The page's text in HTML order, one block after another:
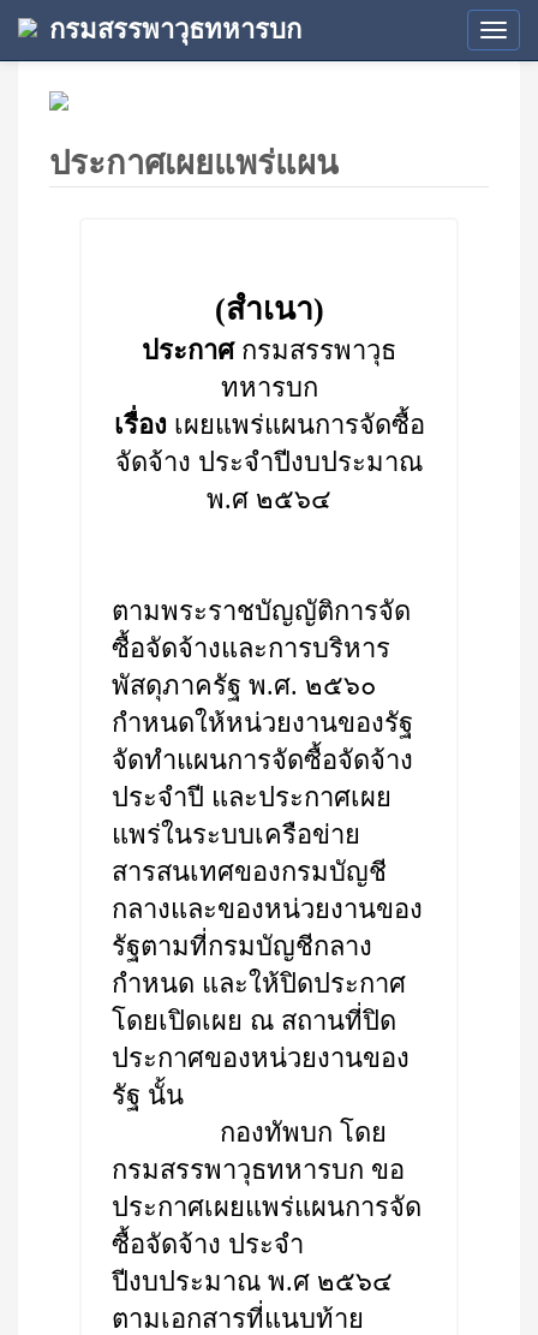
กรมสรรพาวุธทหารบก
ประกาศเผยแพร่แผน
(สำเนา)
ประกาศกรมสรรพาวุธ
ทหารบก
เรื่อง เผยแพร่แผนการจัดซื้อ
จัดจ้าง ประจำปีงบประมาณ
พ.ศ ๒๕๖๔
ตามพระราชบัญญัติการจัด
ซื้อจัดจ้างและการบริหาร
พัสดุภาครัฐ พ.ศ. ๒๕๖๐
กำหนดให้หน่วยงานของรัฐ
จัดทำแผนการจัดซื้อจัดจ้าง
ประจำปี และประกาศเผย
แพร่ในระบบเครือข่าย
สารสนเทศของกรมบัญชี
กลางและของหน่วยงานของ
รัฐตามที่กรมบัญชีกลาง
กำหนด และให้ปิดประกาศ
โดยเปิดเผย ณ สถานที่ปิด
ประกาศของหน่วยงานของ
รัฐ นั้น
กองทัพบก โดย
กรมสรรพาวุธทหารบก ขอ
ประกาศเผยแพร่แผนการจัด
ซื้อจัดจ้าง ประจำ
ปีงบประมาณ พ.ศ ๒๕๖๔
ตามเอกสารที่แนบท้าย